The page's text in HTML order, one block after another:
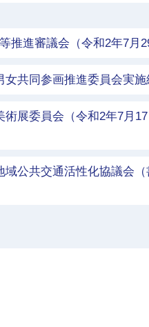
推進審議会（令和2年7月
女共同参画推進委員会実施
術展委員会（令和2年7月
域公共交通活性化協議会